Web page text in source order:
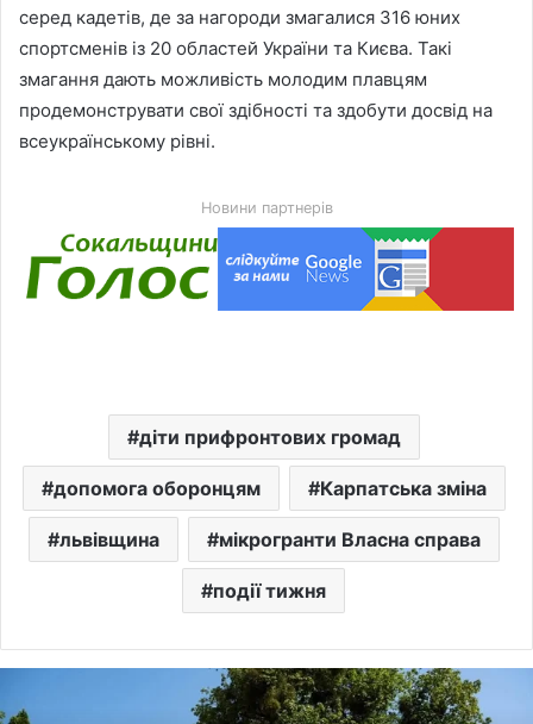
серед кадетів, де за нагороди змагалися 316 юних
спортсменів із 20 областей України та Києва. Такі
змагання дають можливість молодим плавцям
продемонструвати свої здібності та здобути досвід на
всеукраїнському рівні.
Новини партнерів
діти прифронтових громад
допомога оборонцям Карпатська зміна
львівщина мікрогранти Власна справа
події тижня